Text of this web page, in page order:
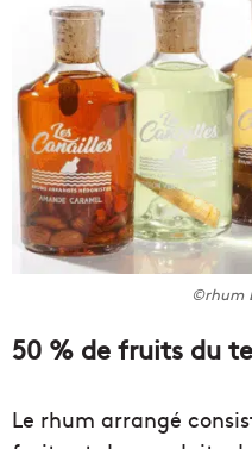
©rhum
50 % de fruits du
Le rhum arrangé